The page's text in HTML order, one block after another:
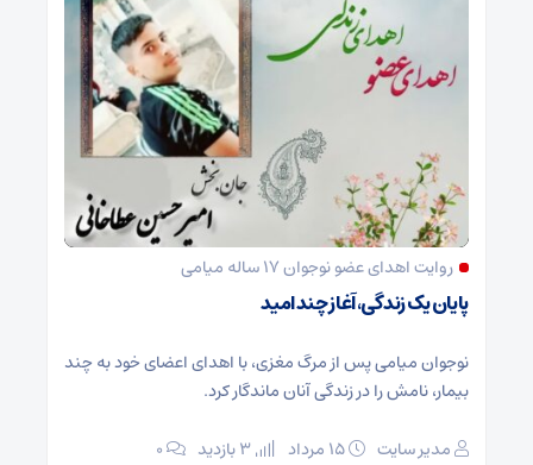
روایت اهدای عضو نوجوان ۱۷ ساله میامی
پایان یک زندگی، آغاز چند امید
نوجوان میامی پس از مرگ مغزی، با اهدای اعضای خود به چند
بیمار، نامش را در زندگی آنان ماندگار کرد.
مدیر سایت ۰